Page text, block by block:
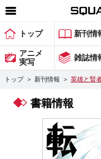
SQUARE ENIX 公式
ゲーム
マガジン＆ブックス
グッズ
トップ 新刊情
アニメ
実写
雑誌情
トップ ＞ 新刊情報 ＞ 英雄と賢
書籍情報